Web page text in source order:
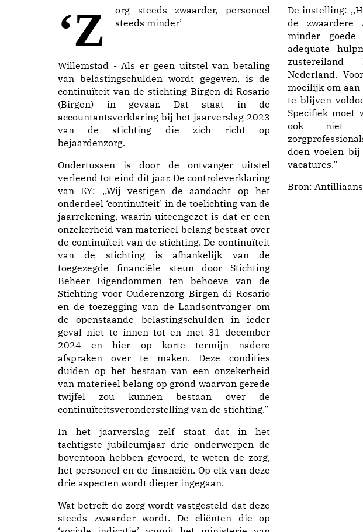
‘Zorg steeds zwaarder, personeel steeds minder’
Willemstad - Als er geen uitstel van betaling
van belastingschulden wordt gegeven, is de
continuïteit van de stichting Birgen di Rosario
(Birgen) in gevaar. Dat staat in de
accountantsverklaring bij het jaarverslag 2023
van de stichting die zich richt op
bejaardenzorg.
Ondertussen is door de ontvanger uitstel
verleend tot eind dit jaar. De controleverklaring
van EY: ,,Wij vestigen de aandacht op het
onderdeel ‘continuïteit’ in de toelichting van de
jaarrekening, waarin uiteengezet is dat er een
onzekerheid van materieel belang bestaat over
de continuïteit van de stichting. De continuïteit
van de stichting is afhankelijk van de
toegezegde financiële steun door Stichting
Beheer Eigendommen ten behoeve van de
Stichting voor Ouderenzorg Birgen di Rosario
en de toezegging van de Landsontvanger om
de openstaande belastingschulden in ieder
geval niet te innen tot en met 31 december
2024 en hier op korte termijn nadere
afspraken over te maken. Deze condities
duiden op het bestaan van een onzekerheid
van materieel belang op grond waarvan gerede
twijfel zou kunnen bestaan over de
continuïteitsveronderstelling van de stichting.”
In het jaarverslag zelf staat dat in het
tachtigste jubileumjaar drie onderwerpen de
boventoon hebben gevoerd, te weten de zorg,
het personeel en de financiën. Op elk van deze
drie aspecten wordt dieper ingegaan.
Wat betreft de zorg wordt vastgesteld dat deze
steeds zwaarder wordt. De cliënten die op
De instelling:
de
minder goede
adequate
zustereiland
Nederland.
moeilijk om
te blijven
Specifiek moet
ook niet
doen voelen
vacatures.”
Bron: